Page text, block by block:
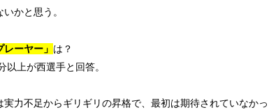
かと思う。
レーヤー」 は？
以上が西選手と回答。
力不足からギリギリの昇格で、最初は期待されていなかっ